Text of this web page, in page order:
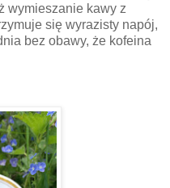
wymieszanie kawy z
się wyrazisty napój,
bez obawy, że kofeina